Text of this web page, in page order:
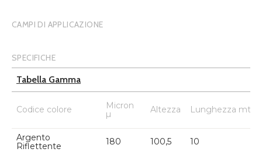
CAMPI DI APPLICAZIONE
SPECIFICHE
Tabella Gamma
Codice colore
Micron
µ
Altezza Lunghezza mtl
Argento
Riflettente
180 100,5 10